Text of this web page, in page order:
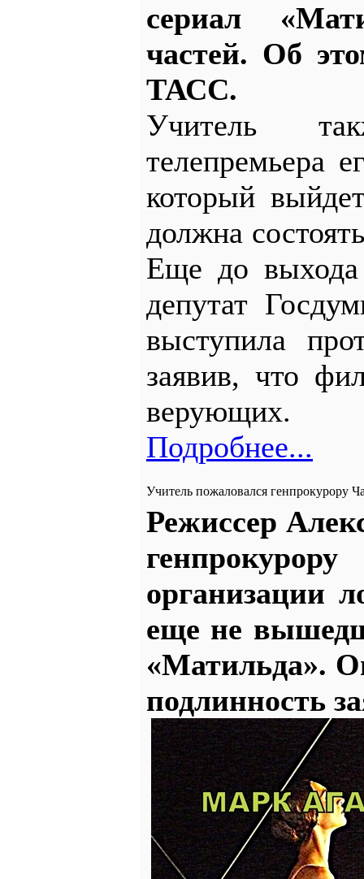
сериал
частей. Об
ТАСС.
Учитель
телепремьера
который
должна
Еще до
депутат
выступила
заявив, что
верующих.
Подробнее...
Учитель пожаловался генпрокурору
Режиссер
организации
еще не
«Матильда».
подлинность